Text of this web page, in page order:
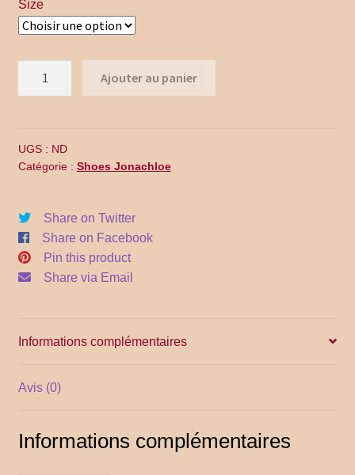
Promo Code
Time Appointments Booking
Time Clock
Time Slots Booking
Women
YITH POS
Size
Ajouter au panier
UGS : ND
Catégorie : Shoes Jonachloe
Share on Twitter
Share on Facebook
Pin this product
Share via Email
Informations complémentaires
Avis (0)
Informations complémentaires